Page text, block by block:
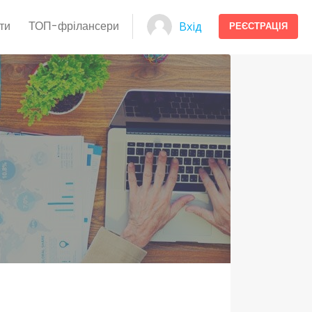
ТОП-фрілансери Вхід РЕЄСТРАЦІЯ